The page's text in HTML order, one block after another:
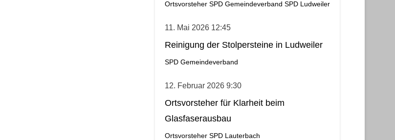
Ortsvorsteher SPD Gemeindeverband SPD Ludweiler
11. Mai 2026 12:45
Reinigung der Stolpersteine in Ludweiler
SPD Gemeindeverband
12. Februar 2026 9:30
Ortsvorsteher für Klarheit beim
Glasfaserausbau
Ortsvorsteher SPD Lauterbach